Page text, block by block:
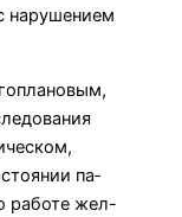
нарушением
па­
работе жел-